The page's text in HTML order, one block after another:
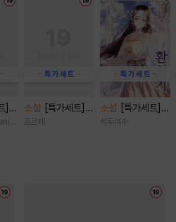
]
cob
소설
[특가세트]
쇼윈도 부부(19세
포르테
소설
[특가세트]
환희기 [단행본]
석두여수